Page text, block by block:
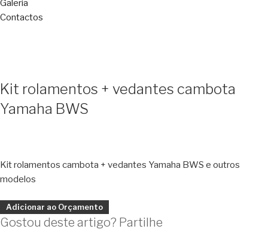
Galeria
Contactos
Kit rolamentos + vedantes cambota
Yamaha BWS
Kit rolamentos cambota + vedantes Yamaha BWS e outros
modelos
Adicionar ao Orçamento
Gostou deste artigo? Partilhe